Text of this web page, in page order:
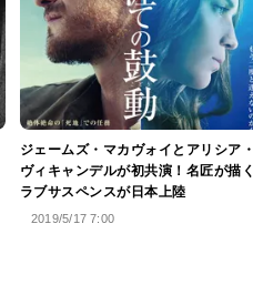
ジェームズ・マカヴォイとアリシア・
ヴィキャンデルが初共演！名匠が描く
ラブサスペンスが日本上陸
2019/5/17 7:00